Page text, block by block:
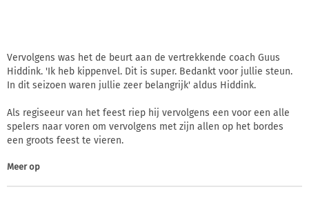
Vervolgens was het de beurt aan de vertrekkende coach Guus
Hiddink. 'Ik heb kippenvel. Dit is super. Bedankt voor jullie steun.
In dit seizoen waren jullie zeer belangrijk' aldus Hiddink.
Als regiseeur van het feest riep hij vervolgens een voor een alle
spelers naar voren om vervolgens met zijn allen op het bordes
een groots feest te vieren.
Meer op